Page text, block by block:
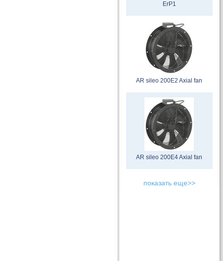
ErP1
AR sileo 200E2 Axial fan
AR sileo 200E4 Axial fan
показать еще>>